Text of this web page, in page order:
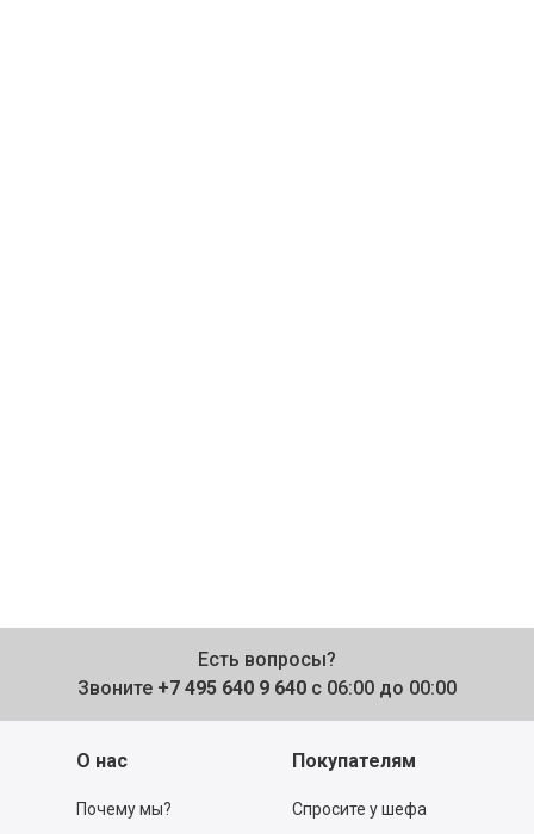
Есть вопросы?
Звоните +7 495 640 9 640 с 06:00 до 00:00
О нас
Почему мы?
Покупателям
Спросите у шефа